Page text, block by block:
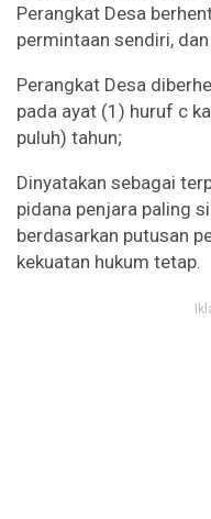
Perangkat Desa
permintaan sendiri,
Perangkat Desa
pada ayat (1) huruf c
puluh) tahun;
Dinyatakan sebagai
pidana penjara paling
berdasarkan putusan
kekuatan hukum tetap.